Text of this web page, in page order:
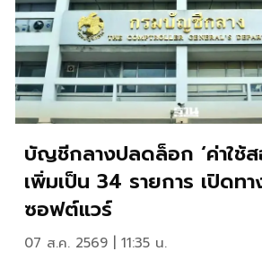
บัญชีกลางปลดล็อก ‘ค่าใช้ส
เพิ่มเป็น 34 รายการ เปิดทา
ซอฟต์แวร์
07 ส.ค. 2569 | 11:35 น.